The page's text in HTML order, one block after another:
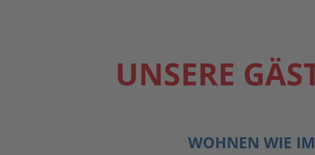
UNSE­RE
WOH­NEN WIE